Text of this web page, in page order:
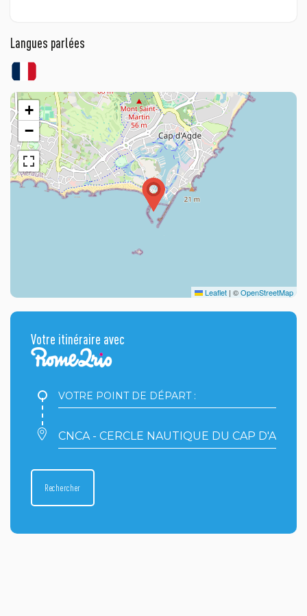
Langues parlées
+
−
Leaflet | ©OpenStreetMap
Votre itinéraire avec
Votre
point
:Votre
point
:
Rechercher